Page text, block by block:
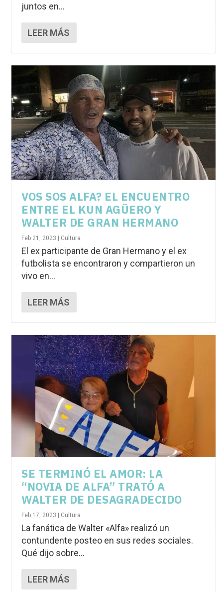
juntos en...
LEER MÁS
VOS SOS ALFA? EL ENCUENTRO
ENTRE EL KUN AGÜERO Y
WALTER DE GRAN HERMANO
Feb 21, 2023 | Cultura
El ex participante de Gran Hermano y el ex
futbolista se encontraron y compartieron un
vivo en...
LEER MÁS
SE TERMINÓ EL AMOR: LA
“NOVIA DE ALFA” TRATÓ A
WALTER DE DESAGRADECIDO
Feb 17, 2023 Cultura
La fanática de Walter «Alfa» realizó un
contundente posteo en sus redes sociales.
Qué dijo sobre...
LEER MÁS